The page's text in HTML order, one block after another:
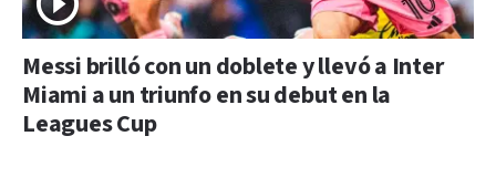
Messi brilló con un doblete y llevó a Inter
Miami a un triunfo en su debut en la
Leagues Cup